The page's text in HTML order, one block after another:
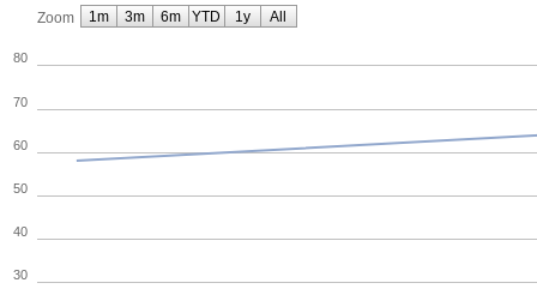
Zoom
30
40
50
60
70
80
1m 3m 6m YTD 1y All